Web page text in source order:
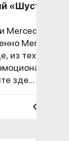
«Шустрик»
Mercedes
Mercedes
из тех, кто
зде...